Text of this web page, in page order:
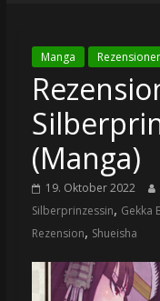
Manga
(Manga)
19. Oktober 2022
Silberprinzessin, Gekka
Rezension, Shueisha